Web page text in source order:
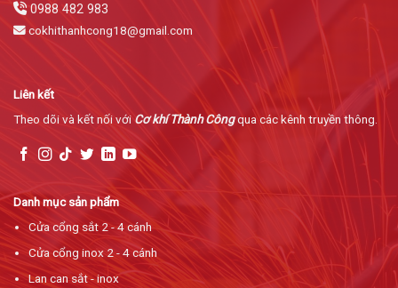
0988 482 983
cokhithanhcong18@gmail.com
Danh mục sản phẩm
Cửa cổng sắt 2 - 4 cánh
Cửa cổng inox 2 - 4 cánh
Lan can sắt - inox
Liên kết
Theo dõi và kết nối với Cơ khí Thành Côngqua các kênh truyền thông.